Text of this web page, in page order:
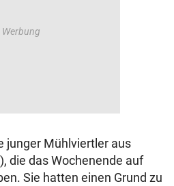
junger Mühlviertler aus
die das Wochenende auf
Sie hatten einen Grund zu